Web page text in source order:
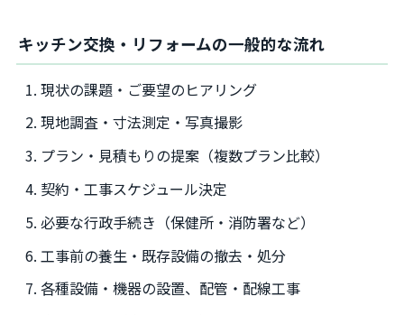
キッチン交換・リフォームの一般的な流れ
現状の課題・ご要望のヒアリング
現地調査・寸法測定・写真撮影
プラン・見積もりの提案（複数プラン比較）
契約・工事スケジュール決定
必要な行政手続き（保健所・消防署など）
工事前の養生・既存設備の撤去・処分
各種設備・機器の設置、配管・配線工事